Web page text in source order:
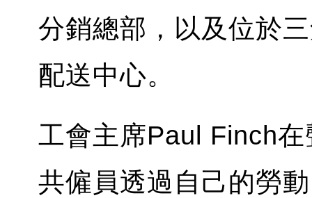
分銷總部，以及位於
配送中心。
工會主席Paul Finch
共僱員透過自己的勞